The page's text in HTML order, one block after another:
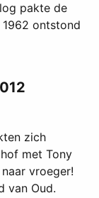
pakte de
ontstond
zich
met Tony
vroeger!
van Oud.